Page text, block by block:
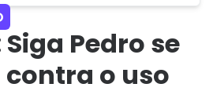
Pedro se
o uso